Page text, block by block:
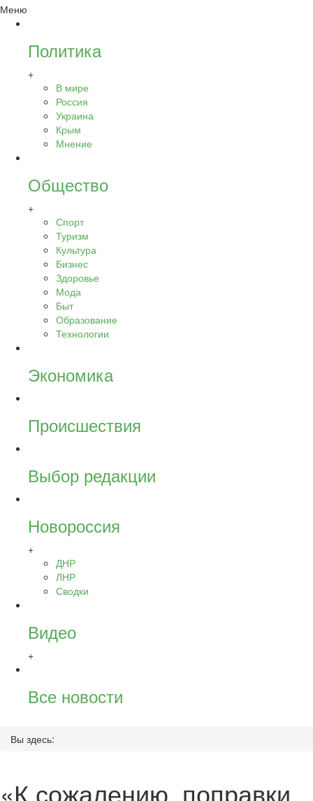
Меню
Политика
+
В мире
Россия
Украина
Крым
Мнение
Общество
+
Спорт
Туризм
Культура
Бизнес
Здоровье
Мода
Быт
Образование
Технологии
Экономика
Происшествия
Выбор редакции
Новороссия
+
ДНР
ЛНР
Сводки
Видео
+
Все новости
Вы здесь:
«К сожалению, поправки